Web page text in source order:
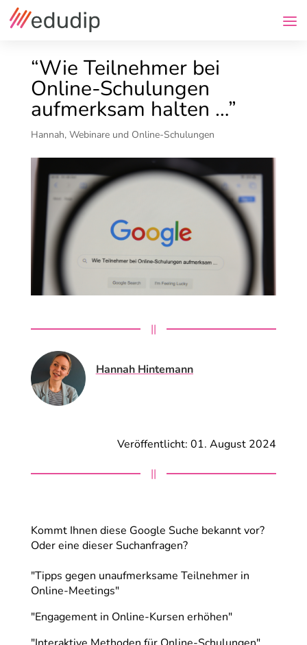
“Wie Teilnehmer bei
Online-Schulungen
aufmerksam halten …”
Hannah, Webinare und Online-Schulungen
||
Hannah Hintemann
Veröffentlicht: 01. August 2024
||
Kommt Ihnen diese Google Suche bekannt vor?
Oder eine dieser Suchanfragen?
"Tipps gegen unaufmerksame Teilnehmer in
Online-Meetings"
"Engagement in Online-Kursen erhöhen"